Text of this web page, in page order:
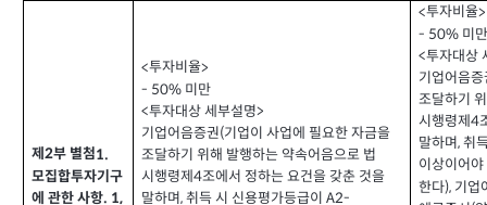
제2부 별첨1.
모집합투자기구
에 관한 사항. 1,
<투자비율>
- 50% 미만
<투자대상 세부설명>
기업어음증권(기업이 사업에 필요한 자금을
조달하기 위해 발행하는 약속어음으로 법
시행령제4조에서 정하는 요건을 갖춘 것을
말하며,취득 시 신용평가등급이 A2-
<투자비율>
- 50% 미
<투자대상
기업어음증
조달하기
시행령제4
말하며,취
이상이어
한다), 기업